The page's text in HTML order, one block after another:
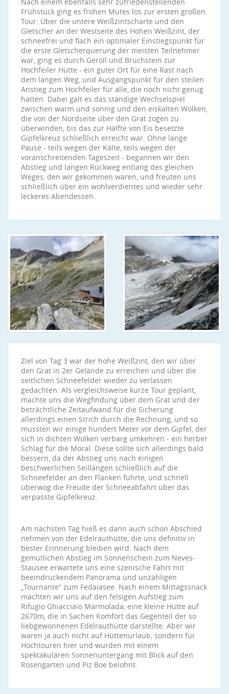
Frühstück ging es frohen Mutes los zur ersten großen
Tour: Über die untere Weißzintscharte und den
Gletscher an der Westseite des Hohen Weißzint, der
schneefrei und flach ein optimaler Einstiegspunkt für
die erste Gletscherquerung der meisten Teilnehmer
war, ging es durch Geröll und Bruchstein zur
Hochfeiler Hütte - ein guter Ort für eine Rast nach
dem langen Weg, und Ausgangspunkt für den steilen
Anstieg zum Hochfeiler für alle, die noch nicht genug
hatten. Dabei galt es das ständige Wechselspiel
zwischen warm und sonnig und den eiskalten Wolken,
die von der Nordseite über den Grat zogen zu
überwinden, bis das zur Hälfte von Eis besetzte
Gipfelkreuz schließlich erreicht war. Ohne lange
Pause - teils wegen der Kälte, teils wegen der
voranschreitenden Tageszeit - begannen wir den
Abstieg und langen Rückweg entlang des gleichen
Weges, den wir gekommen waren, und freuten uns
schließlich über ein wohlverdientes und wieder sehr
leckeres Abendessen.
Ziel von Tag 3 war der hohe Weißzint, den wir über
den Grat in 2er Gelände zu erreichen und über die
seitlichen Schneefelder wieder zu verlassen
gedachten. Als vergleichsweise kurze Tour geplant,
machte uns die Wegfindung über dem Grat und der
beträchtliche Zeitaufwand für die Sicherung
allerdings einen Strich durch die Rechnung, und so
mussten wir einige hundert Meter vor dem Gipfel, der
sich in dichten Wolken verbarg umkehren - ein herber
Schlag für die Moral. Diese sollte sich allerdings bald
bessern, da der Abstieg uns nach einigen
beschwerlichen Seillängen schließlich auf die
Schneefelder an den Flanken führte, und schnell
überwog die Freude der Schneeabfahrt über das
verpasste Gipfelkreuz.
Am nächsten Tag hieß es dann auch schon Abschied
nehmen von der Edelrauthütte, die uns definitiv in
bester Erinnerung bleiben wird. Nach dem
gemütlichen Abstieg im Sonnenschein zum Neves-
Stausee erwartete uns eine szenische Fahrt mit
beeindruckendem Panorama und unzähligen
„Tournante“ zum Fedaiasee. Nach einem Mittagssnack
machten wir uns auf den felsigen Aufstieg zum
Rifugio Ghiacciaio Marmolada, eine kleine Hütte auf
2670m, die in Sachen Komfort das Gegenteil der so
liebgewonnenen Edelrauthütte darstellte. Aber wir
waren ja auch nicht auf Hüttenurlaub, sondern für
Hochtouren hier und wurden mit einem
spektakulären Sonnenuntergang mit Blick auf den
Rosengarten und Piz Boe belohnt.